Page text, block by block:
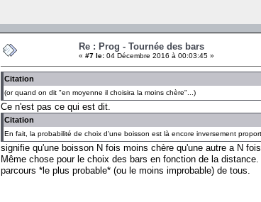
Re : Prog - Tournée des bars
« #7 le: 04 Décembre 2016 à 00:03:45 »
Citation
(or quand on dit "en moyenne il choisira la moins chère"...)
Ce n'est pas ce qui est dit.
Citation
En fait, la probabilité de choix d'une boisson est là encore inversement
signifie qu'une boisson N fois moins chère qu'une autre a N
Même chose pour le choix des bars en fonction de la
parcours *le plus probable* (ou le moins improbable) de tous.